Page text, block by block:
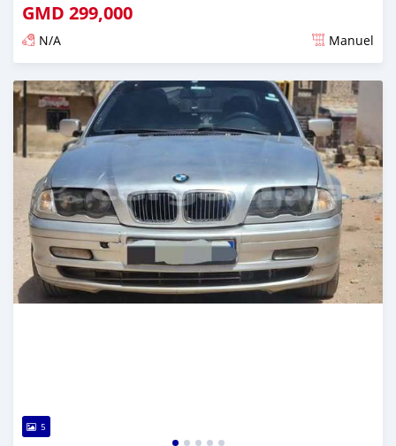
GMD 299,000
N/A Manuel
Dougal na niou ko depuis 4 months
5